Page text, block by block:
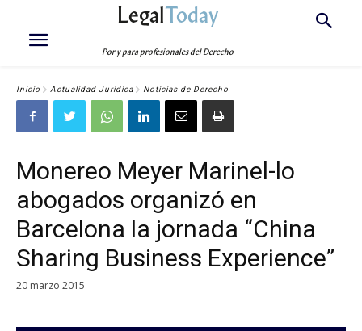
LegalToday
Por y para profesionales del Derecho
Inicio Actualidad Jurídica Noticias de Derecho
Monereo Meyer Marinel-lo
abogados organizó en
Barcelona la jornada “China
Sharing Business Experience”
20 marzo 2015